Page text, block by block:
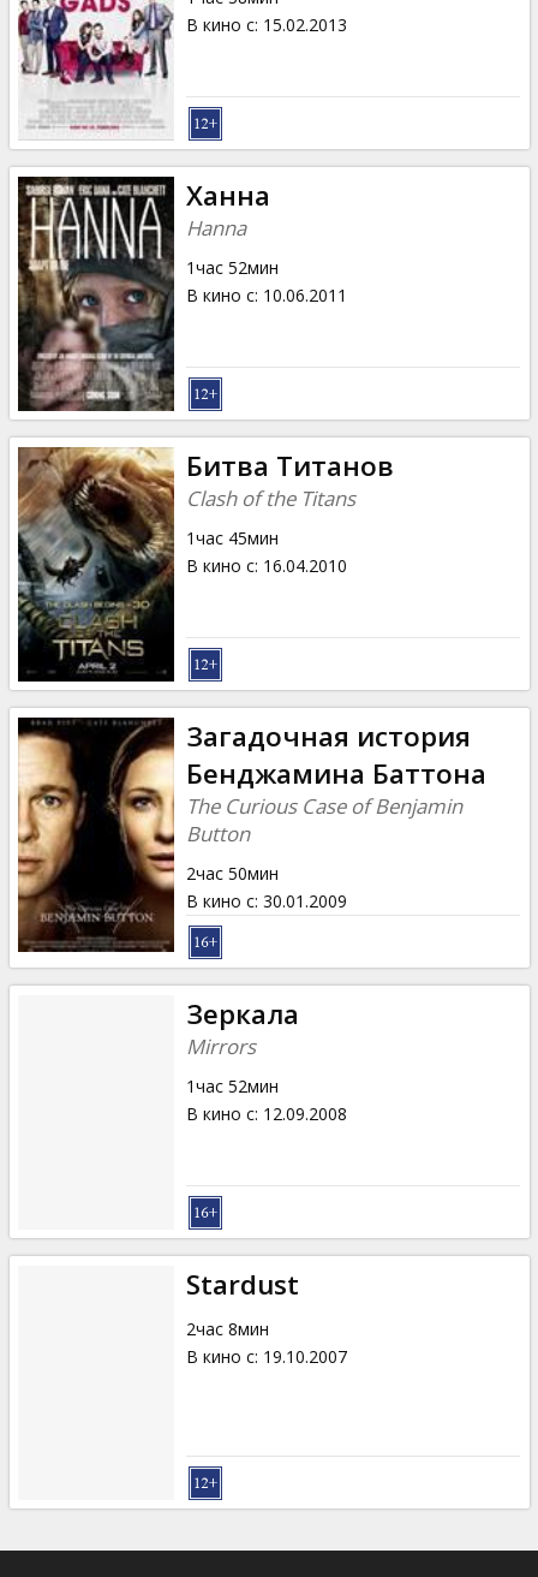
В кино с: 15.02.2013
Ханна
Hanna
1час 52мин
В кино с: 10.06.2011
Битва Титанов
Clash of the Titans
1час 45мин
В кино с: 16.04.2010
Загадочная история
Бенджамина Баттона
The Curious Case of Benjamin
Button
2час 50мин
В кино с: 30.01.2009
Зеркала
Mirrors
1час 52мин
В кино с: 12.09.2008
Stardust
2час 8мин
В кино с: 19.10.2007